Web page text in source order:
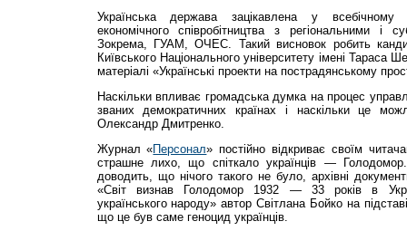
Українська держава зацікавлена у всебічному
економічного співробітництва з регіональними і
Зокрема, ГУАМ, ОЧЕС. Такий висновок робить
Київського Національного університету імені
матеріалі «Українські проекти на пострадянському
Наскільки впливає громадська думка на процес
званих демократичних країнах і наскільки це
Олександр Дмитренко.
Журнал «Персонал» постійно відкриває своїм
страшне лихо, що спіткало українців —
доводить, що нічого такого не було, архівні
«Світ визнав Голодомор 1932 — 33 років в
українського народу» автор Світлана Бойко на
що це був саме геноцид українців.